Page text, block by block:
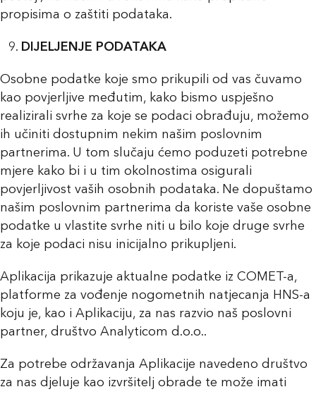
propisima o zaštiti podataka.
DIJELJENJE PODATAKA
Osobne podatke koje smo prikupili od vas čuvamo
kao povjerljive međutim, kako bismo uspješno
realizirali svrhe za koje se podaci obrađuju, možemo
ih učiniti dostupnim nekim našim poslovnim
partnerima. U tom slučaju ćemo poduzeti potrebne
mjere kako bi i u tim okolnostima osigurali
povjerljivost vaših osobnih podataka. Ne dopuštamo
našim poslovnim partnerima da koriste vaše osobne
podatke u vlastite svrhe niti u bilo koje druge svrhe
za koje podaci nisu inicijalno prikupljeni.
Aplikacija prikazuje aktualne podatke iz COMET-a,
platforme za vođenje nogometnih natjecanja HNS-a
koju je, kao i Aplikaciju, za nas razvio naš poslovni
partner, društvo Analyticom d.o.o..
Za potrebe održavanja Aplikacije navedeno društvo
za nas djeluje kao izvršitelj obrade te može imati